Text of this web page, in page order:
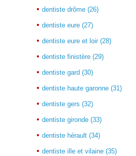
dentiste drôme (26)
dentiste eure (27)
dentiste eure et loir (28)
dentiste finistère (29)
dentiste gard (30)
dentiste haute garonne (31)
dentiste gers (32)
dentiste gironde (33)
dentiste hérault (34)
dentiste ille et vilaine (35)